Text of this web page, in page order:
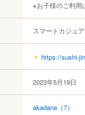
※お子様のご利用
スマートカジュ
https://sushi-
2023年5月19日
akadane （7）